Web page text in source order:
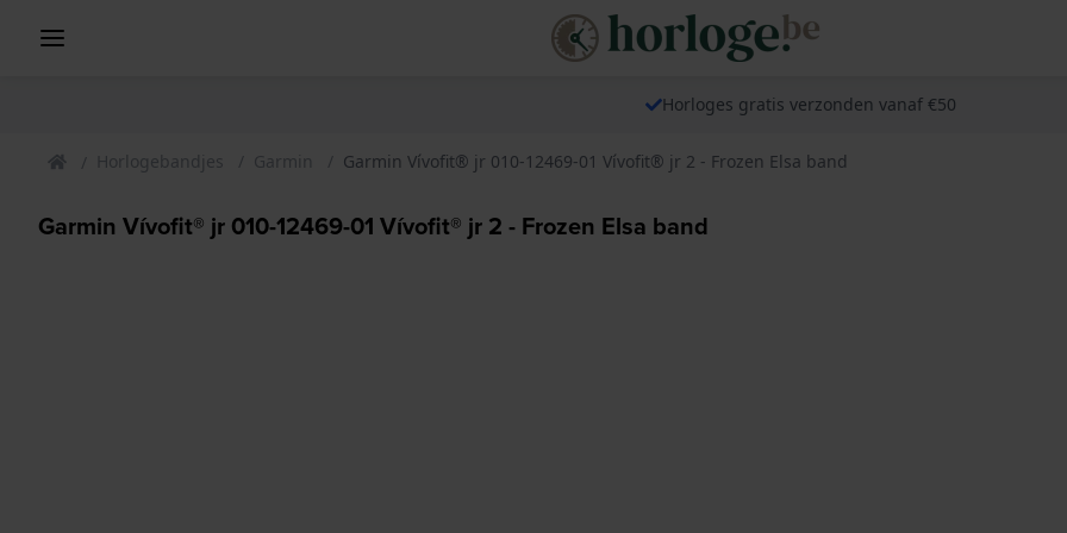
Horloges gratis verzonden vanaf €50
Horlogebandjes Garmin Garmin Vívofit® jr 010-12469-01 Vívofit® jr 2 - Frozen Elsa band
Garmin Vívofit® jr 010-12469-01 Vívofit® jr 2 - Frozen Elsa band